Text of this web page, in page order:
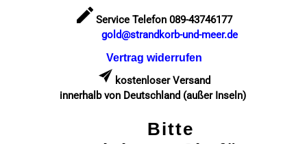
Service Telefon 089-43746177
gold@strandkorb-und-meer.de
Vertrag widerrufen
kostenloser Versand
innerhalb von Deutschland (außer Inseln)
Bitte